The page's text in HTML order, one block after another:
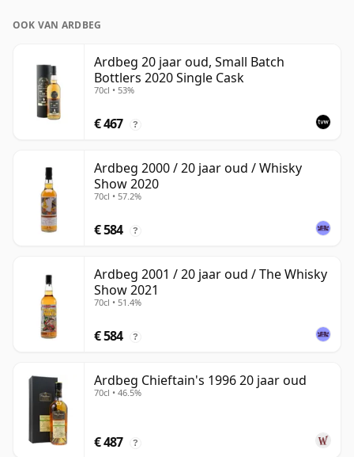
OOK VAN ARDBEG
Ardbeg 20 jaar oud, Small Batch
Bottlers 2020 Single Cask
70cl • 53%
€ 467 ?
Ardbeg 2000 / 20 jaar oud / Whisky
Show 2020
70cl • 57.2%
€ 584 ?
Ardbeg 2001 / 20 jaar oud / The Whisky
Show 2021
70cl • 51.4%
€ 584 ?
Ardbeg Chieftain's 1996 20 jaar oud
70cl • 46.5%
€ 487 ?